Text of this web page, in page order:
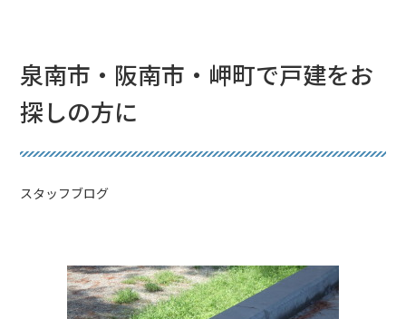
泉南市・阪南市・岬町で戸建をお
探しの方に
スタッフブログ